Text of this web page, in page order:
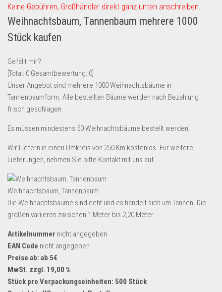
Kosmetik & Pflege
Lebensmittel & Getränke
Multimedia & Elektro
Münzen
Spielzeug & Games
Schuhe & Accessoires
Sport & Freizeit
Uhren & Schmuck
Restposten-Angebote
eBay Restposten kaufen
Sonderposten-Angebote
Dropshipping-Produkte
B2B Produkte
Grosshandel
Amazon
Keine Gebühren, Großhändler direkt ganz unten anschreiben.
Weihnachtsbaum, Tannenbaum mehrere 1000
Stück kaufen
Gefällt mir?:
[Total: 0 Gesamtbewertung: 0
Unser Angebot sind mehrere 1000 Weihnachtsbäume in
Tannenbaumform. Alle bestellten Bäume werden nach Bezahlung
frisch geschlagen.
Es müssen mindestens 50 Weihnachtsbäume bestellt werden.
Wir Liefern in einen Umkreis von 250 Km kostenlos. Für weitere
Lieferungen, nehmen Sie bitte Kontakt mit uns auf.
Weihnachtsbaum, Tannenbaum
Die Weihnachtsbäume sind echt und es handelt sich um Tannen. Die
größen variieren zwischen 1 Meter bis 2,20 Meter.
Artikelnummer nicht angegeben
EAN Code nicht angegeben
Preise ab: ab 5€
MwSt. zzgl. 19,00 %
Stück pro Verpackungseinheiten: 500 Stück